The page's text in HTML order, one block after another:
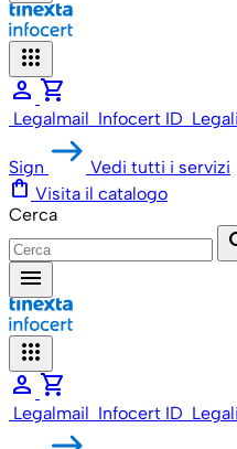
apps
person shopping_cart
Legalmail Infocert ID
Sign Vedi tutti i servizi
shopping_bag Visita il catalogo
Cerca
menu
apps
person shopping_cart
Legalmail Infocert ID